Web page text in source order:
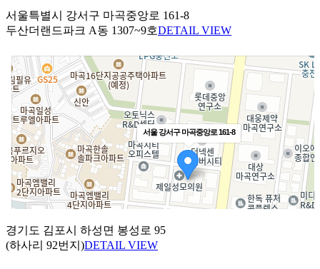
서울특별시 강서구 마곡중앙로 161-8
두산더랜드파크 A동 1307~9호DETAIL VIEW
경기도 김포시 하성면 봉성로 95
(하사리 92번지)DETAIL VIEW